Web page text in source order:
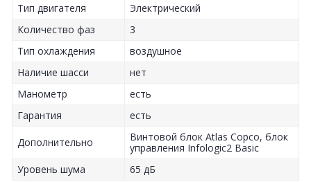
Тип двигателя
Электрический
Количество фаз
3
Тип охлаждения
воздушное
Наличие шасси
нет
Манометр
есть
Гарантия
есть
Дополнительно
Винтовой блок Atlas Copco, блок
управления Infologic2 Basic
Уровень шума
65 дБ